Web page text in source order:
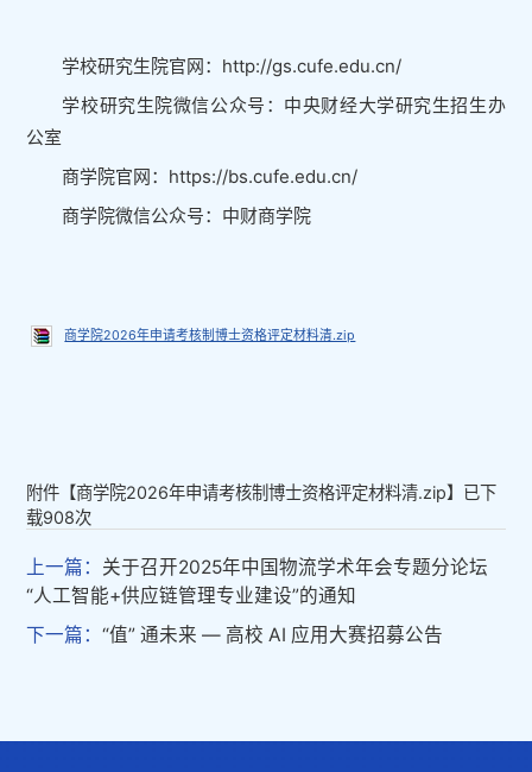
学校研究生院官网：http://gs.cufe.edu.cn/
学校研究生院微信公众号：中央财经大学研究生招生办
公室
商学院官网：https://bs.cufe.edu.cn/
商学院微信公众号：中财商学院
商学院2026年申请考核制博士资格评定材料清.zip
附件【商学院2026年申请考核制博士资格评定材料清.zip】已下
载908次
上一篇： 关于召开2025年中国物流学术年会专题分论坛
“人工智能+供应链管理专业建设”的通知
下一篇：“值” 通未来 — 高校 AI 应用大赛招募公告